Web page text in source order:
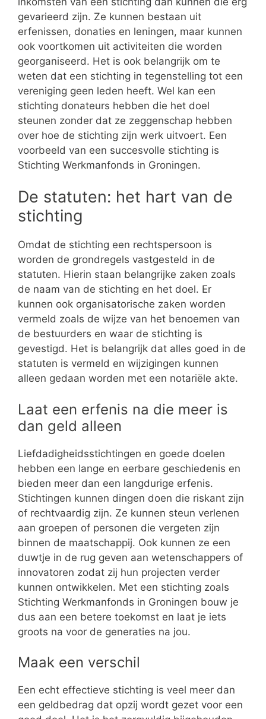
gevarieerd zijn. Ze kunnen bestaan uit
erfenissen, donaties en leningen, maar kunnen
ook voortkomen uit activiteiten die worden
georganiseerd. Het is ook belangrijk om te
weten dat een stichting in tegenstelling tot een
vereniging geen leden heeft. Wel kan een
stichting donateurs hebben die het doel
steunen zonder dat ze zeggenschap hebben
over hoe de stichting zijn werk uitvoert. Een
voorbeeld van een succesvolle stichting is
Stichting Werkmanfonds in Groningen.
De statuten: het hart van de
stichting
Omdat de stichting een rechtspersoon is
worden de grondregels vastgesteld in de
statuten. Hierin staan belangrijke zaken zoals
de naam van de stichting en het doel. Er
kunnen ook organisatorische zaken worden
vermeld zoals de wijze van het benoemen van
de bestuurders en waar de stichting is
gevestigd. Het is belangrijk dat alles goed in de
statuten is vermeld en wijzigingen kunnen
alleen gedaan worden met een notariële akte.
Laat een erfenis na die meer is
dan geld alleen
Liefdadigheidsstichtingen en goede doelen
hebben een lange en eerbare geschiedenis en
bieden meer dan een langdurige erfenis.
Stichtingen kunnen dingen doen die riskant zijn
of rechtvaardig zijn. Ze kunnen steun verlenen
aan groepen of personen die vergeten zijn
binnen de maatschappij. Ook kunnen ze een
duwtje in de rug geven aan wetenschappers of
innovatoren zodat zij hun projecten verder
kunnen ontwikkelen. Met een stichting zoals
Stichting Werkmanfonds in Groningen bouw je
dus aan een betere toekomst en laat je iets
groots na voor de generaties na jou.
Maak een verschil
Een echt effectieve stichting is veel meer dan
een geldbedrag dat opzij wordt gezet voor een